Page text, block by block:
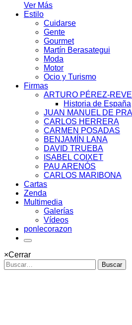
Ver Más
Estilo
Cuidarse
Gente
Gourmet
Martín Berasategui
Moda
Motor
Ocio y Turismo
Firmas
ARTURO PÉREZ-
Historia de España
JUAN MANUEL DE
CARLOS HERRERA
CARMEN POSADAS
BENJAMÍN LANA
DAVID TRUEBA
ISABEL COIXET
PAU ARENÓS
CARLOS MARIBONA
Cartas
Zenda
Multimedia
Galerías
Vídeos
ponlecorazon
×Cerrar
Buscar